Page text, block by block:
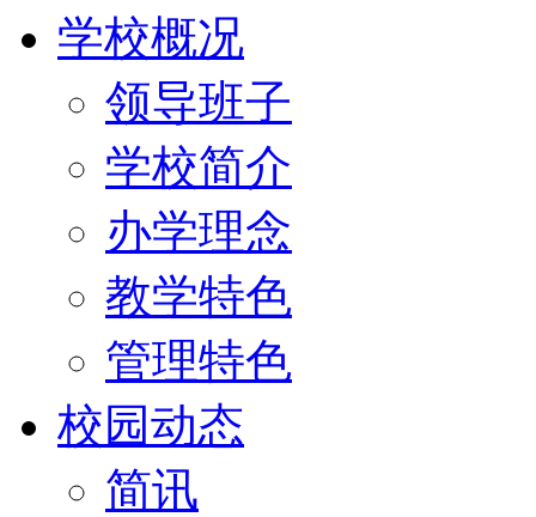
学校概况
领导班子
学校简介
办学理念
教学特色
管理特色
校园动态
简讯